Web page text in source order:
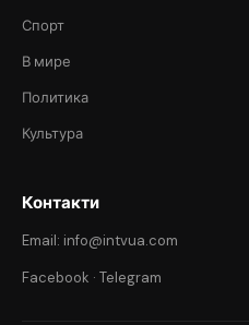
Спорт
В мире
Политика
Культура
Контакти
Email: info@intvua.com
Facebook · Telegram